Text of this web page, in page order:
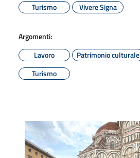
Turismo
Vivere Signa
Argomenti:
Lavoro
Patrimonio culturale
Turismo